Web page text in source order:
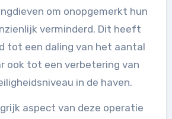
om onopgemerkt hun
verminderd. Dit heeft
tot een daling van het aantal
ook tot een verbetering van
in de haven.
aspect van deze operatie